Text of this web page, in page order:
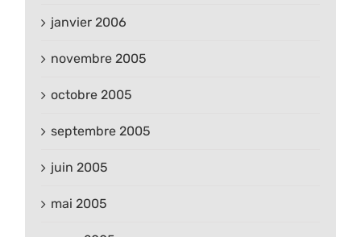
janvier 2006
novembre 2005
octobre 2005
septembre 2005
juin 2005
mai 2005